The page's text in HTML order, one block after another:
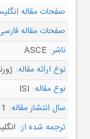
صفحات مقاله
صفحات مقاله
ناشر: ASCE
نوع ارائه مقاله:
نوع مقاله: ISI
سال انتشار مقاله:
ترجمه شده از: